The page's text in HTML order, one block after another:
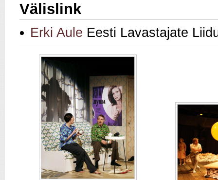
Välislink
Erki Aule Eesti Lavastajate